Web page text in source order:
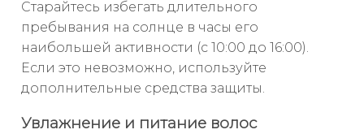
Старайтесь избегать длительного
пребывания на солнце в часы его
наибольшей активности (с 10:00 до 16:00).
Если это невозможно, используйте
дополнительные средства защиты.
Увлажнение и питание волос